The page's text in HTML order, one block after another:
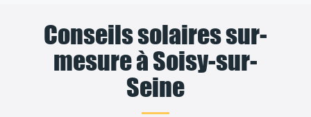
Conseils solaires sur-
mesure à Soisy-sur-
Seine